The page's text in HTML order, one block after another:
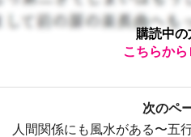
購読中の
こちらか
次のペ
人間関係にも風水がある〜五